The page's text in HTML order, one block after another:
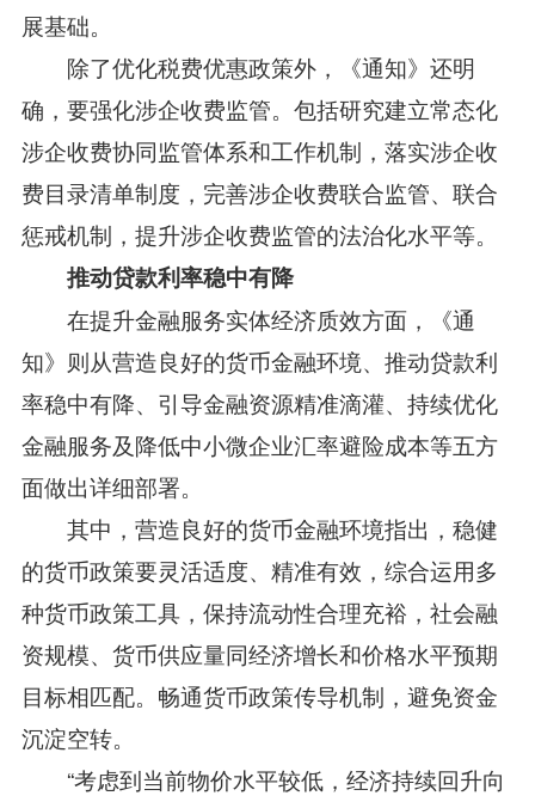
展基础。
除了优化税费优惠政策外，《通知》还明
确，要强化涉企收费监管。包括研究建立常态化
涉企收费协同监管体系和工作机制，落实涉企收
费目录清单制度，完善涉企收费联合监管、联合
惩戒机制，提升涉企收费监管的法治化水平等。
推动贷款利率稳中有降
在提升金融服务实体经济质效方面，《通
知》则从营造良好的货币金融环境、推动贷款利
率稳中有降、引导金融资源精准滴灌、持续优化
金融服务及降低中小微企业汇率避险成本等五方
面做出详细部署。
其中，营造良好的货币金融环境指出，稳健
的货币政策要灵活适度、精准有效，综合运用多
种货币政策工具，保持流动性合理充裕，社会融
资规模、货币供应量同经济增长和价格水平预期
目标相匹配。畅通货币政策传导机制，避免资金
沉淀空转。
“考虑到当前物价水平较低，经济持续回升向